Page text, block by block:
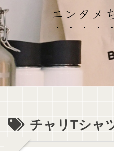
エンタメ
チャリTシャ